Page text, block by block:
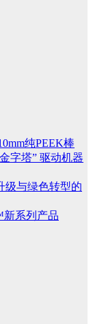
纯PEEK棒
字塔” 驱动机器
级与绿色转型的
系列产品